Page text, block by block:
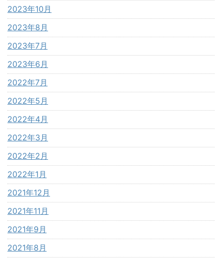
2023年10月
2023年8月
2023年7月
2023年6月
2022年7月
2022年5月
2022年4月
2022年3月
2022年2月
2022年1月
2021年12月
2021年11月
2021年9月
2021年8月